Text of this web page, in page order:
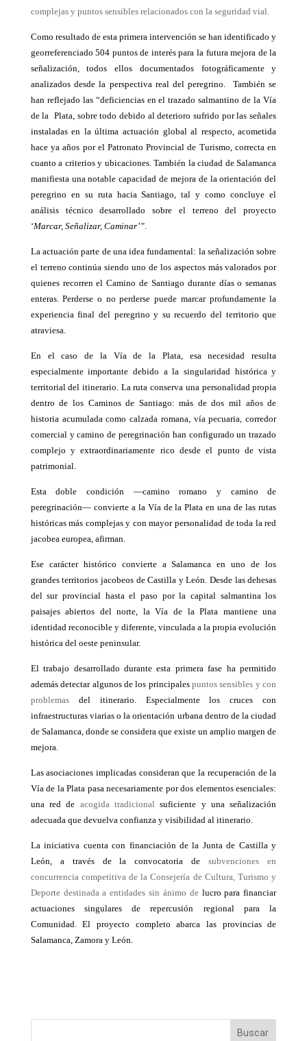
complejas y puntos sensibles relacionados con la seguridad vial.
Como resultado de esta primera intervención se han identificado y
georreferenciado 504 puntos de interés para la futura mejora de la
señalización, todos ellos documentados fotográficamente y
analizados desde la perspectiva real del peregrino. También se
han reflejado las “deficiencias en el trazado salmantino de la Vía
de la Plata, sobre todo debido al deterioro sufrido por las señales
instaladas en la última actuación global al respecto, acometida
hace ya años por el Patronato Provincial de Turismo, correcta en
cuanto a criterios y ubicaciones. También la ciudad de Salamanca
manifiesta una notable capacidad de mejora de la orientación del
peregrino en su ruta hacia Santiago, tal y como concluye el
análisis técnico desarrollado sobre el terreno del proyecto
‘Marcar, Señalizar, Caminar’”.
La actuación parte de una idea fundamental: la señalización sobre
el terreno continúa siendo uno de los aspectos más valorados por
quienes recorren el Camino de Santiago durante días o semanas
enteras. Perderse o no perderse puede marcar profundamente la
experiencia final del peregrino y su recuerdo del territorio que
atraviesa.
En el caso de la Vía de la Plata, esa necesidad resulta
especialmente importante debido a la singularidad histórica y
territorial del itinerario. La ruta conserva una personalidad propia
dentro de los Caminos de Santiago: más de dos mil años de
historia acumulada como calzada romana, vía pecuaria, corredor
comercial y camino de peregrinación han configurado un trazado
complejo y extraordinariamente rico desde el punto de vista
patrimonial.
Esta doble condición —camino romano y camino de
peregrinación— convierte a la Vía de la Plata en una de las rutas
históricas más complejas y con mayor personalidad de toda la red
jacobea europea, afirman.
Ese carácter histórico convierte a Salamanca en uno de los
grandes territorios jacobeos de Castilla y León. Desde las dehesas
del sur provincial hasta el paso por la capital salmantina los
paisajes abiertos del norte, la Vía de la Plata mantiene una
identidad reconocible y diferente, vinculada a la propia evolución
histórica del oeste peninsular.
El trabajo desarrollado durante esta primera fase ha permitido
además detectar algunos de los principalespuntos sensibles y con
problemas del itinerario. Especialmente los cruces con
infraestructuras viarias o la orientación urbana dentro de la ciudad
de Salamanca, donde se considera que existe un amplio margen de
mejora.
Las asociaciones implicadas consideran que la recuperación de la
Vía de la Plata pasa necesariamente por dos elementos esenciales:
una red de acogida tradicionalsuficiente y una señalización
adecuada que devuelva confianza y visibilidad al itinerario.
La iniciativa cuenta con financiación de la Junta de Castilla y
León, a través de la convocatoria desubvenciones en
concurrencia competitiva de la Consejería de Cultura, Turismo y
Deporte destinada a entidades sin ánimo de lucro para financiar
actuaciones singulares de repercusión regional para la
Comunidad. El proyecto completo abarca las provincias de
Salamanca, Zamora y León.